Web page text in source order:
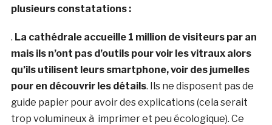
plusieurs constatations :
. La cathédrale accueille 1 million de visiteurs par an
mais ils n’ont pas d’outils pour voir les vitraux alors
qu’ils utilisent leurs smartphone, voir des jumelles
pour en découvrir les détails. Ils ne disposent pas de
guide papier pour avoir des explications (cela serait
trop volumineux à imprimer et peu écologique). Ce